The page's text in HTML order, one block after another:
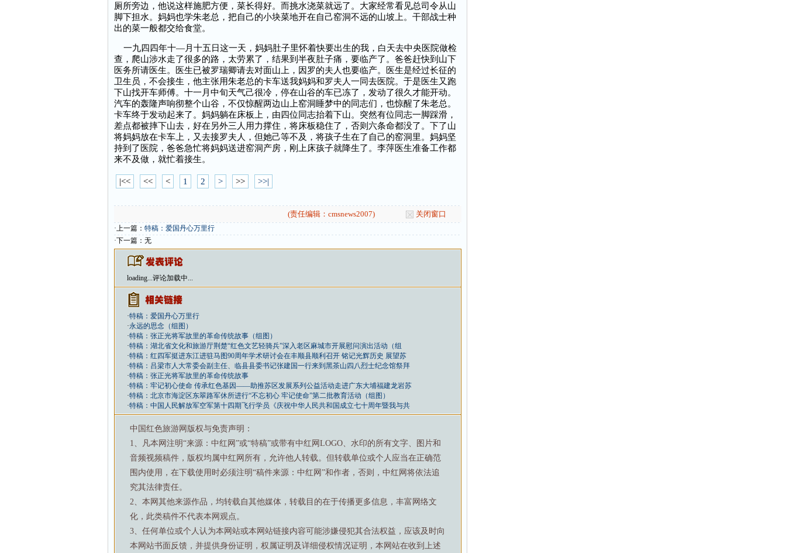
厕所旁边，他说这样施肥方便，菜长得好。而挑水浇菜就远了。大家经常看见总司令从山
脚下担水。妈妈也学朱老总，把自己的小块菜地开在自己窑洞不远的山坡上。干部战士种
出的菜一般都交给食堂。
一九四四年十—月十五日这一天，妈妈肚子里怀着快要出生的我，白天去中央医院做检
查，爬山涉水走了很多的路，太劳累了，结果到半夜肚子痛，要临产了。爸爸赶快到山下
医务所请医生。医生已被罗瑞卿请去对面山上，因罗的夫人也要临产。医生是经过长征的
卫生员，不会接生，他主张用朱老总的卡车送我妈妈和罗夫人一同去医院。于是医生又跑
下山找开车师傅。十一月中旬天气己很冷，停在山谷的车已冻了，发动了很久才能开动。
汽车的轰隆声响彻整个山谷，不仅惊醒两边山上窑洞睡梦中的同志们，也惊醒了朱老总。
卡车终于发动起来了。妈妈躺在床板上，由四位同志抬着下山。突然有位同志一脚踩滑，
差点都被摔下山去，好在另外三人用力撑住，将床板稳住了，否则六条命都没了。下了山
将妈妈放在卡车上，又去接罗夫人，但她己等不及，将孩子生在了自己的窑洞里。妈妈坚
持到了医院，爸爸急忙将妈妈送进窑洞产房，刚上床孩子就降生了。李萍医生准备工作都
来不及做，就忙着接生。
|<< << < 1 2 > >> >>|
(责任编辑：cmsnews2007) 关闭窗口
·上一篇： 特稿：爱国丹心万里行
·下一篇：无
loading...评论加载中...
·特稿：爱国丹心万里行
·永远的思念（组图）
·特稿：张正光将军故里的革命传统故事（组图）
·特稿：湖北省文化和旅游厅荆楚“红色文艺轻骑兵”深入老区麻城市开展慰问演出活动（组
·特稿：红四军挺进东江进驻马图90周年学术研讨会在丰顺县顺利召开 铭记光辉历史 展望苏
·特稿：吕梁市人大常委会副主任、临县县委书记张建国一行来到黑茶山四八烈士纪念馆祭拜
·特稿：张正光将军故里的革命传统故事
·特稿：牢记初心使命 传承红色基因——助推苏区发展系列公益活动走进广东大埔福建龙岩苏
·特稿：北京市海淀区东翠路军休所进行“不忘初心 牢记使命”第二批教育活动（组图）
·特稿：中国人民解放军空军第十四期飞行学员《庆祝中华人民共和国成立七十周年暨我与共
中国红色旅游网版权与免责声明：
1、凡本网注明“来源：中红网”或“特稿”或带有中红网LOGO、水印的所有文字、图片和
音频视频稿件，版权均属中红网所有，允许他人转载。但转载单位或个人应当在正确范
围内使用，在下载使用时必须注明“稿件来源：中红网”和作者，否则，中红网将依法追
究其法律责任。
2、本网其他来源作品，均转载自其他媒体，转载目的在于传播更多信息，丰富网络文
化，此类稿件不代表本网观点。
3、任何单位或个人认为本网站或本网站链接内容可能涉嫌侵犯其合法权益，应该及时向
本网站书面反馈，并提供身份证明，权属证明及详细侵权情况证明，本网站在收到上述